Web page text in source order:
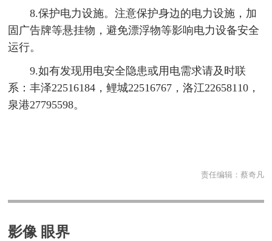
8.保护电力设施。注意保护身边的电力设施，加
固广告牌等悬挂物，避免漂浮物等影响电力设备安全
运行。
9.如有发现用电安全隐患或用电需求请及时联
系：丰泽22516184，鲤城22516767，洛江22658110，
泉港27795598。
责任编辑： 蔡奇凡
影像 眼界